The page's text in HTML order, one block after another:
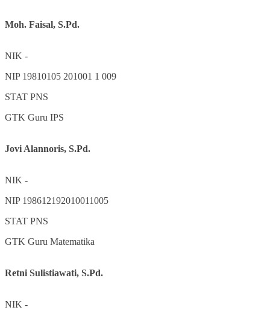
Moh. Faisal, S.Pd.
NIK -
NIP 19810105 201001 1 009
STAT PNS
GTK Guru IPS
Jovi Alannoris, S.Pd.
NIK -
NIP 198612192010011005
STAT PNS
GTK Guru Matematika
Retni Sulistiawati, S.Pd.
NIK -